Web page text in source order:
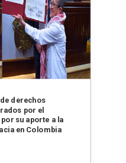
derechos
por el
su aporte a la
en Colombia